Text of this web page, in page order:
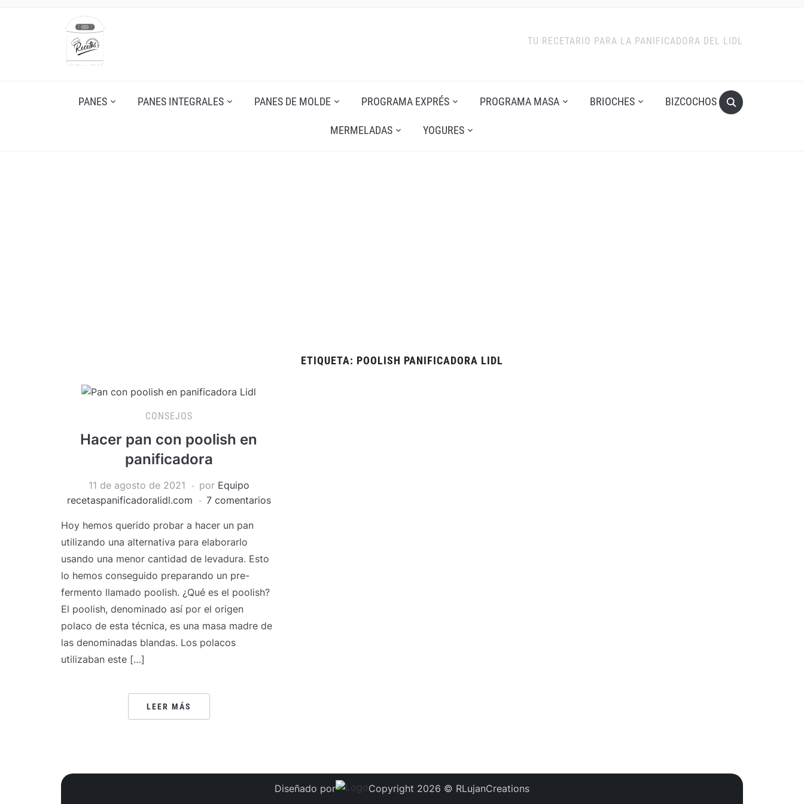
TU RECETARIO PARA LA PANIFICADORA DEL LIDL
PANES PANES INTEGRALES PANES DE MOLDE PROGRAMA EXPRÉS PROGRAMA MASA BRIOCHES BIZCOCHOS
MERMELADAS YOGURES
ETIQUETA: POOLISH PANIFICADORA LIDL
CONSEJOS
Hacer pan con poolish en
panificadora
11 de agosto de 2021 por Equipo
recetaspanificadoralidl.com
7 comentarios
Hoy hemos querido probar a hacer un pan
utilizando una alternativa para elaborarlo
usando una menor cantidad de levadura. Esto
lo hemos conseguido preparando un pre-
fermento llamado poolish. ¿Qué es el poolish?
El poolish, denominado así por el origen
polaco de esta técnica, es una masa madre de
las denominadas blandas. Los polacos
utilizaban este […]
LEER MÁS
Diseñado por Copyright 2026 © RLujanCreations